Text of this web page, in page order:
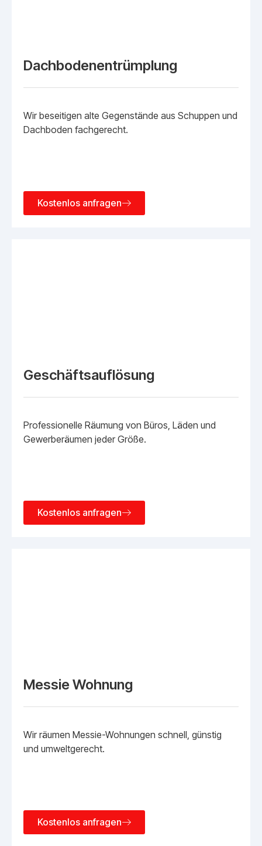
Dachbodenentrümplung
Wir beseitigen alte Gegenstände aus Schuppen und
Dachboden fachgerecht.
Kostenlos anfragen
Geschäftsauflösung
Professionelle Räumung von Büros, Läden und
Gewerberäumen jeder Größe.
Kostenlos anfragen
Messie Wohnung
Wir räumen Messie-Wohnungen schnell, günstig
und umweltgerecht.
Kostenlos anfragen